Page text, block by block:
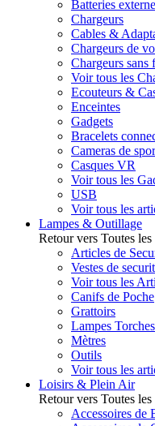
Batteries
Chargeurs
Cables &
Chargeurs de
Chargeurs sans
Voir tous les
Ecouteurs &
Enceintes
Gadgets
Bracelets
Cameras de
Casques VR
Voir tous les
USB
Voir tous les
Lampes & Outillage
Retour vers Toutes les
Articles de
Vestes de
Voir tous les
Canifs de Poche
Grattoirs
Lampes Torches
Mètres
Outils
Voir tous les
Loisirs & Plein Air
Retour vers Toutes les
Accessoires de